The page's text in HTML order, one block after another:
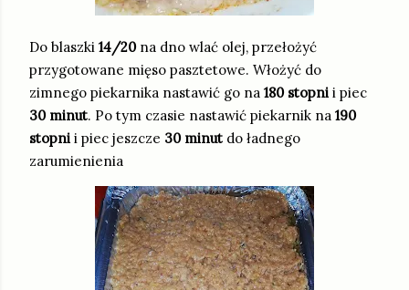
Do blaszki 14/20na dno wlać olej, przełożyć
przygotowane mięso pasztetowe. Włożyć do
zimnego piekarnika nastawić go na 180 stopni i piec
30 minut. Po tym czasie nastawić piekarnik na 190
stopni i piec jeszcze 30 minut do ładnego
zarumienienia